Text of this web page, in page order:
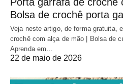
Bolsa de crochê porta
Veja neste artigo, de forma gratuita,
crochê com alça de mão | Bolsa de
Aprenda em…
22 de maio de 2026